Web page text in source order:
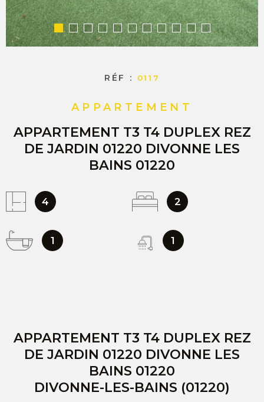
RÉF : 0117
APPARTEMENT
APPARTEMENT T3 T4 DUPLEX REZ
DE JARDIN 01220 DIVONNE LES
BAINS 01220
4 2
1 1
APPARTEMENT T3 T4 DUPLEX REZ
DE JARDIN 01220 DIVONNE LES
BAINS 01220
DIVONNE-LES-BAINS (01220)